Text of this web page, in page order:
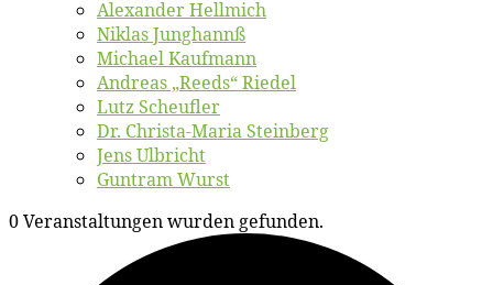
Alex­an­der Hellmich
Ni­klas Junghannß
Mi­cha­el Kaufmann
An­dre­as „Reeds“ Riedel
Lutz Scheuf­ler
Dr. Chris­­ta-Ma­ria Steinberg
Jens Ulb­richt
Gun­tram Wurst
0 Veranstaltungen wurden gefunden.